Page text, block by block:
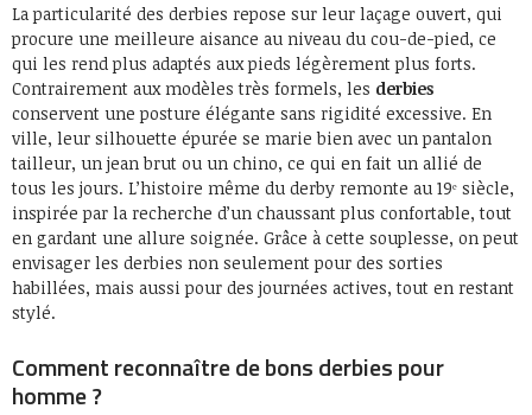
La particularité des derbies repose sur leur laçage ouvert, qui
procure une meilleure aisance au niveau du cou-de-pied, ce
qui les rend plus adaptés aux pieds légèrement plus forts.
Contrairement aux modèles très formels, les derbies
conservent une posture élégante sans rigidité excessive. En
ville, leur silhouette épurée se marie bien avec un pantalon
tailleur, un jean brut ou un chino, ce qui en fait un allié de
tous les jours. L’histoire même du derby remonte au 19ᵉ siècle,
inspirée par la recherche d’un chaussant plus confortable, tout
en gardant une allure soignée. Grâce à cette souplesse, on peut
envisager les derbies non seulement pour des sorties
habillées, mais aussi pour des journées actives, tout en restant
stylé.
Comment reconnaître de bons derbies pour
homme ?